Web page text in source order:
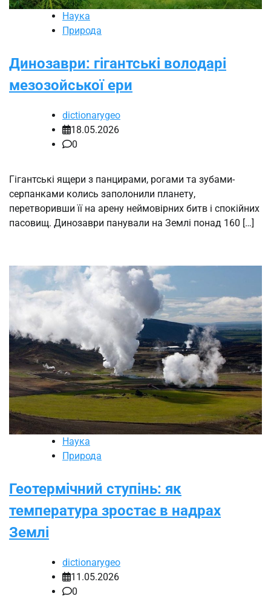
Наука
Природа
Динозаври: гігантські володарі
мезозойської ери
dictionarygeo
18.05.2026
0
Гігантські ящери з панцирами, рогами та зубами-
серпанками колись заполонили планету,
перетворивши її на арену неймовірних битв і спокійних
пасовищ. Динозаври панували на Землі понад 160 […]
Наука
Природа
Геотермічний ступінь: як
температура зростає в надрах
Землі
dictionarygeo
11.05.2026
0